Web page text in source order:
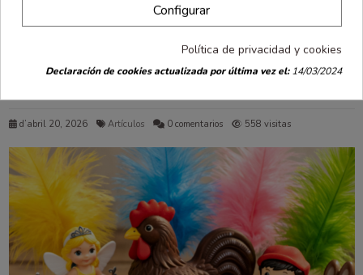
Las graduaciones son momentos que se recuerdan toda la vida.
etapa. Ya sea en infantil, en el colegio o en la universidad,
organizar este día con cariño hace que todo se viva con más
d’abril 20, 2026 Artículos 0 comentarios 558 visitas
Configurar
Política de privacidad y cookies
Declaración de cookies actualizada por última vez el:14/03/2024